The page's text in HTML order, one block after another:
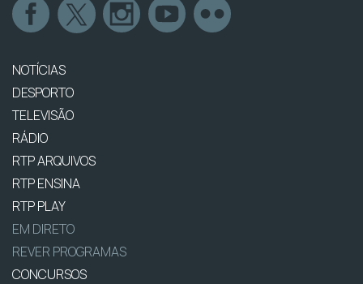
NOTÍCIAS
DESPORTO
TELEVISÃO
RÁDIO
RTP ARQUIVOS
RTP ENSINA
RTP PLAY
EM DIRETO
REVER PROGRAMAS
CONCURSOS